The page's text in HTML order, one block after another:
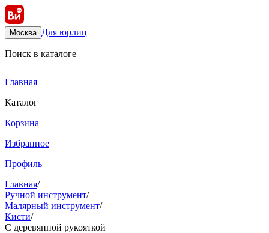
Москва Для юрлиц
Поиск в каталоге
Главная
Каталог
Корзина
Избранное
Профиль
Главная/
Ручной инструмент/
Малярный инструмент/
Кисти/
С деревянной рукояткой